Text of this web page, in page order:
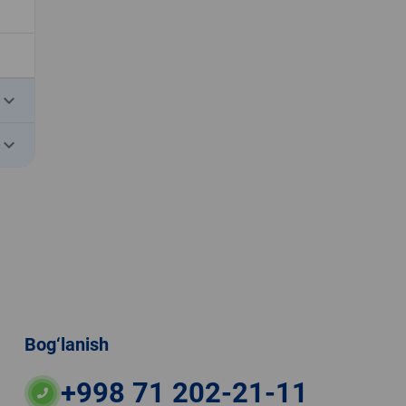
keyboard_arrow_down
keyboard_arrow_down
Bog‘lanish
+998 71 202-21-11